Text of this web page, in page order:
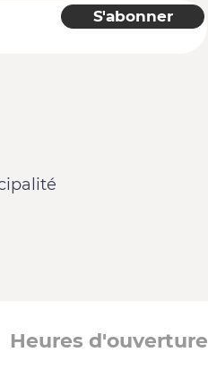
S'abonner
Heures d'ouverture